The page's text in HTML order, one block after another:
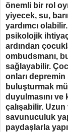
önemli bir rol
yiyecek, su,
yardımcı
psikolojik
ardından
ombudsmanı,
sağlayabilir.
onları
buluşturmak
duyulmasını
çalışabilir.
savunuculuk
paydaşlarla